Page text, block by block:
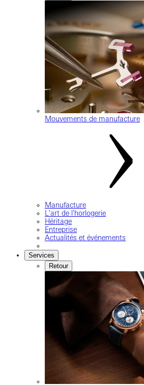
Mouvements de manufacture
Manufacture
L'art de l'horlogerie
Héritage
Entreprise
Actualités et événements
Services
Retour